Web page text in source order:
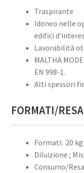
Traspirante
Idoneo nelle
edifici
Lavorabilità
MALTHA
EN 998-1.
Alti spessori
FORMATI/RESA
Formati: 20 kg
Diluizione ;
Consumo/